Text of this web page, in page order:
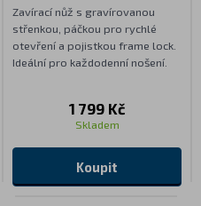
Zavírací nůž s gravírovanou
střenkou, páčkou pro rychlé
otevření a pojistkou frame lock.
Ideální pro každodenní nošení.
1 799 Kč
Skladem
Koupit